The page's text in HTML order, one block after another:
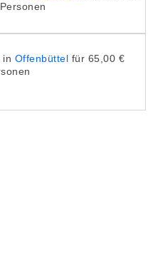
in Offenbüttel für 65,00 €